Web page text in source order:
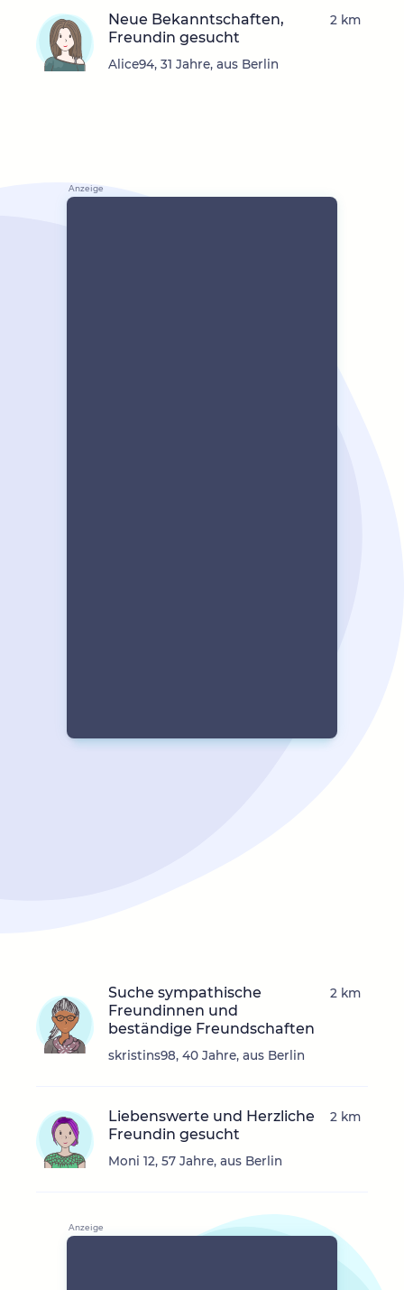
Neue Bekanntschaften,
Freundin gesucht
Alice94, 31 Jahre, aus Berlin
2 km
Suche sympathische
Freundinnen und
beständige Freundschaften
skristins98, 40 Jahre, aus Berlin
2 km
Liebenswerte und Herzliche
Freundin gesucht
Moni 12, 57 Jahre, aus Berlin
2 km